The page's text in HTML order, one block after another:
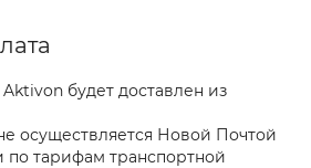
будет доставлен из
осуществляется Новой Почтой
по тарифам транспортной